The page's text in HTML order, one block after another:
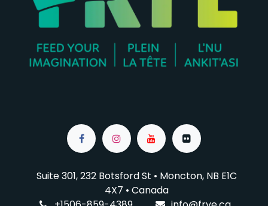
Suite 301, 232 Botsford St • Moncton, NB E1C
4X7 • Canada